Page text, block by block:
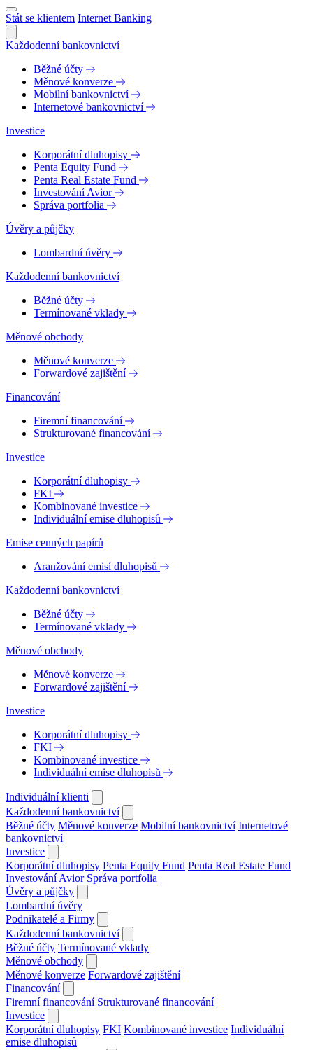
Stát se klientem Internet Banking
Každodenní bankovnictví
Běžné účty
Měnové konverze
Mobilní bankovnictví
Internetové bankovnictví
Investice
Korporátní dluhopisy
Penta Equity Fund
Penta Real Estate Fund
Investování Avior
Správa portfolia
Úvěry a půjčky
Lombardní úvěry
Každodenní bankovnictví
Běžné účty
Termínované vklady
Měnové obchody
Měnové konverze
Forwardové zajištění
Financování
Firemní financování
Strukturované financování
Investice
Korporátní dluhopisy
FKI
Kombinované investice
Individuální emise dluhopisů
Emise cenných papírů
Aranžování emisí dluhopisů
Každodenní bankovnictví
Běžné účty
Termínované vklady
Měnové obchody
Měnové konverze
Forwardové zajištění
Investice
Korporátní dluhopisy
FKI
Kombinované investice
Individuální emise dluhopisů
Individuální klienti
Každodenní bankovnictví
Běžné účty Měnové konverze Mobilní bankovnictví Internetové
bankovnictví
Investice
Korporátní dluhopisy Penta Equity Fund Penta Real Estate Fund
Investování Avior Správa portfolia
Úvěry a půjčky
Lombardní úvěry
Podnikatelé a Firmy
Každodenní bankovnictví
Běžné účty Termínované vklady
Měnové obchody
Měnové konverze Forwardové zajištění
Financování
Firemní financování Strukturované financování
Investice
Korporátní dluhopisy FKI Kombinované investice Individuální
emise dluhopisů